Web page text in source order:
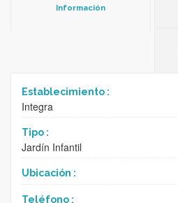
Información
Establecimiento :
Integra
Tipo :
Jardín Infantil
Ubicación :
Teléfono :